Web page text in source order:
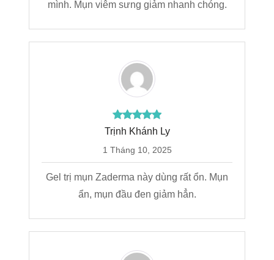
mình. Mụn viêm sưng giảm nhanh chóng.
Trịnh Khánh Ly
1 Tháng 10, 2025
Gel trị mụn Zaderma này dùng rất ổn. Mụn
ẩn, mụn đầu đen giảm hẳn.